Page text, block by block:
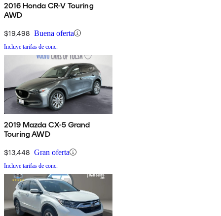
2016 Honda CR-V Touring
AWD
$19,498 Buena oferta
Incluye tarifas de conc.
2019 Mazda CX-5 Grand
Touring AWD
$13,448 Gran oferta
Incluye tarifas de conc.